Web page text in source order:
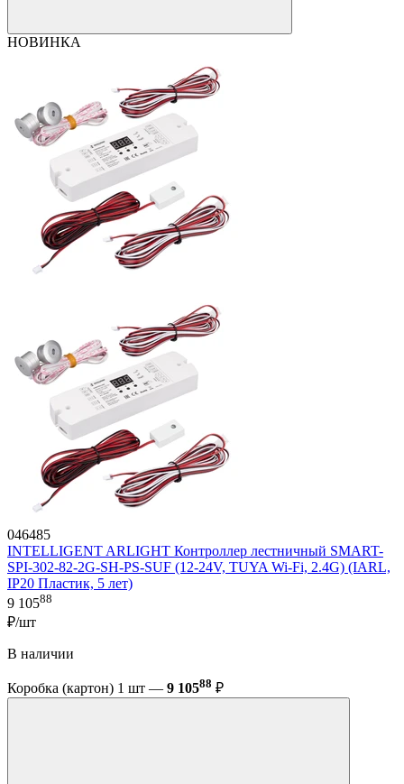
НОВИНКА
046485
INTELLIGENT ARLIGHT Контроллер лестничный SMART-
SPI-302-82-2G-SH-PS-SUF (12-24V, TUYA Wi-Fi, 2.4G) (IARL,
IP20 Пластик, 5 лет)
9 10588
₽/шт
В наличии
Коробка (картон) 1 шт — 9 10588 ₽